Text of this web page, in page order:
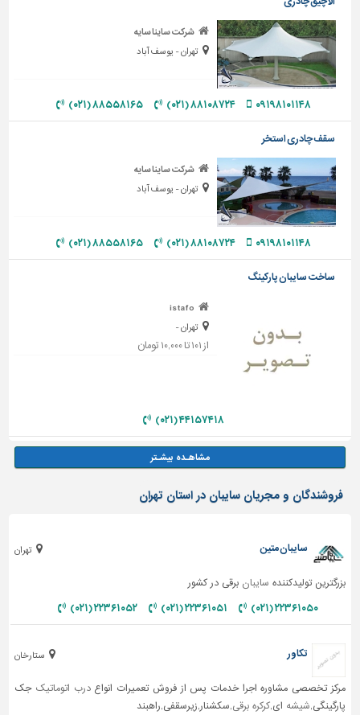
تاسیسات
ساختمان
شهرسازی،
ترافیک
و
سازه
شرکت ساینا سایه
تهران - یوسف آباد
۰۹۱۹۸۱۰۱۱۴۸ ۸۸۱۰۸۷۲۴ (۰۲۱) ۸۸۵۵۸۱۶۵ (۰۲۱)
سقف چادری استخر
شرکت ساینا سایه
تهران - یوسف آباد
۰۹۱۹۸۱۰۱۱۴۸ ۸۸۱۰۸۷۲۴ (۰۲۱) ۸۸۵۵۸۱۶۵ (۰۲۱)
ساخت سایبان پارکینگ
istafo
تهران -
از ۱۰۱ تا ۱۰,۰۰۰ تومان
۴۴۱۵۷۴۱۸ (۰۲۱)
فروشندگان و مجریان سایبان در استان تهران
تهران سایبان متین
بزرگترین تولیدکننده سایبان برقی در کشور
۲۲۳۶۱۰۵۰ (۰۲۱) ۲۲۳۶۱۰۵۱ (۰۲۱) ۲۲۳۶۱۰۵۲ (۰۲۱)
ستارخان تکاور
مرکز تخصصی مشاوره اجرا خدمات پس از فروش تعمیرات انواعدرب اتوماتیک جک
پارگینگی,شیشه ای,کرکره برقی,سکشنار,زیرسقفی,راهبند